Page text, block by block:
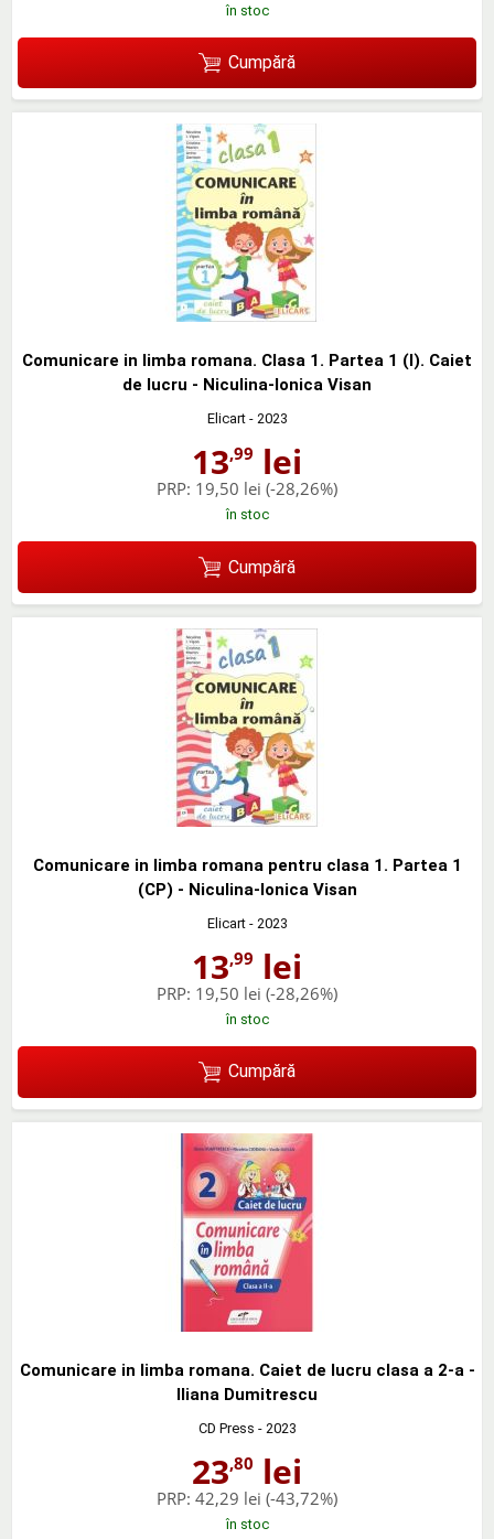
în stoc
Cumpără
Comunicare in limba romana. Clasa 1. Partea 1 (I). Caiet
de lucru - Niculina-Ionica Visan
Elicart- 2023
13,99 lei
PRP: 19,50 lei (-28,26%)
în stoc
Cumpără
Comunicare in limba romana pentru clasa 1. Partea 1
(CP) - Niculina-Ionica Visan
Elicart- 2023
13,99 lei
PRP: 19,50 lei (-28,26%)
în stoc
Cumpără
Comunicare in limba romana. Caiet de lucru clasa a 2-a -
Iliana Dumitrescu
CD Press - 2023
23,80 lei
PRP: 42,29 lei (-43,72%)
în stoc